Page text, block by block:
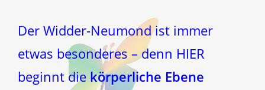
Der Widder-Neumond ist immer
etwas besonderes – denn HIER
beginnt diekörperliche Ebene